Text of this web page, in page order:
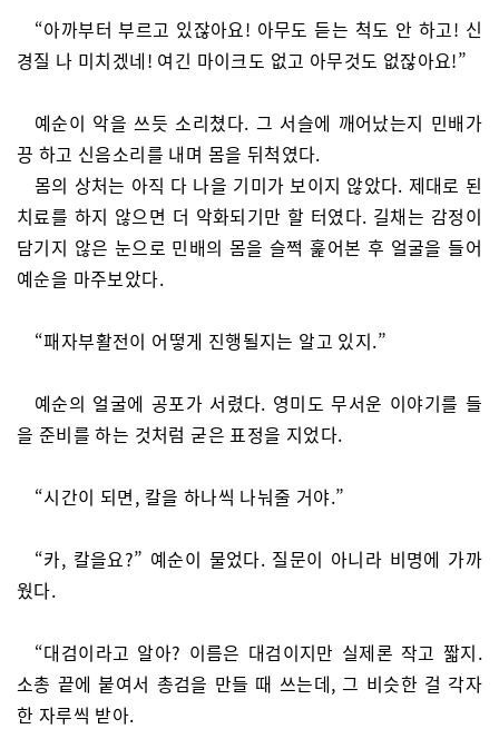
“아까부터 부르고 있잖아요! 아무도 듣는 척도 안 하고! 신
경질 나 미치겠네! 여긴 마이크도 없고 아무것도 없잖아요!”
예순이 악을 쓰듯 소리쳤다. 그 서슬에 깨어났는지 민배가
끙 하고 신음소리를 내며 몸을 뒤척였다.
몸의 상처는 아직 다 나을 기미가 보이지 않았다. 제대로 된
치료를 하지 않으면 더 악화되기만 할 터였다. 길채는 감정이
담기지 않은 눈으로 민배의 몸을 슬쩍 훑어본 후 얼굴을 들어
예순을 마주보았다.
“패자부활전이 어떻게 진행될지는 알고 있지.”
예순의 얼굴에 공포가 서렸다. 영미도 무서운 이야기를 들
을 준비를 하는 것처럼 굳은 표정을 지었다.
“시간이 되면, 칼을 하나씩 나눠줄 거야.”
“카, 칼을요?” 예순이 물었다. 질문이 아니라 비명에 가까
웠다.
“대검이라고 알아? 이름은 대검이지만 실제론 작고 짧지.
소총 끝에 붙여서 총검을 만들 때 쓰는데, 그 비슷한 걸 각자
한 자루씩 받아.